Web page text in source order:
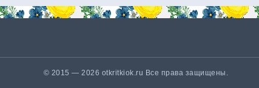
© 2015 — 2026 otkritkiok.ru Все права защищены.